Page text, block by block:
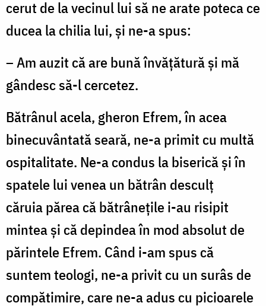
cerut de la vecinul lui să ne arate poteca ce
ducea la chilia lui, și ne-a spus:
– Am auzit că are bună învățătură și mă
gândesc să-l cercetez.
Bătrânul acela, gheron Efrem, în acea
binecuvântată seară, ne-a primit cu multă
ospitalitate. Ne-a condus la biserică și în
spatele lui venea un bătrân desculț
căruia părea că bătrânețile i-au risipit
mintea și că depindea în mod absolut de
părintele Efrem. Când i-am spus că
suntem teologi, ne-a privit cu un surâs de
compătimire, care ne-a adus cu picioarele